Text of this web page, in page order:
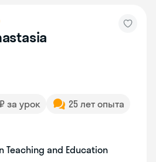
за урок
25 лет опыта
Teaching and Education